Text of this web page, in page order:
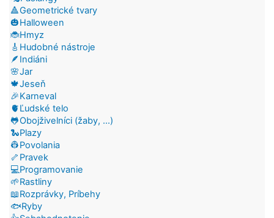
🔺Geometrické tvary
🎃Halloween
🐞Hmyz
🎸Hudobné nástroje
🪶Indiáni
🌸Jar
🍁Jeseň
🎉Karneval
🫀Ľudské telo
🐸Obojživelníci (žaby, ...)
🐍Plazy
👷Povolania
🦴Pravek
💻Programovanie
🌱Rastliny
📖Rozprávky, Príbehy
🐟Ryby